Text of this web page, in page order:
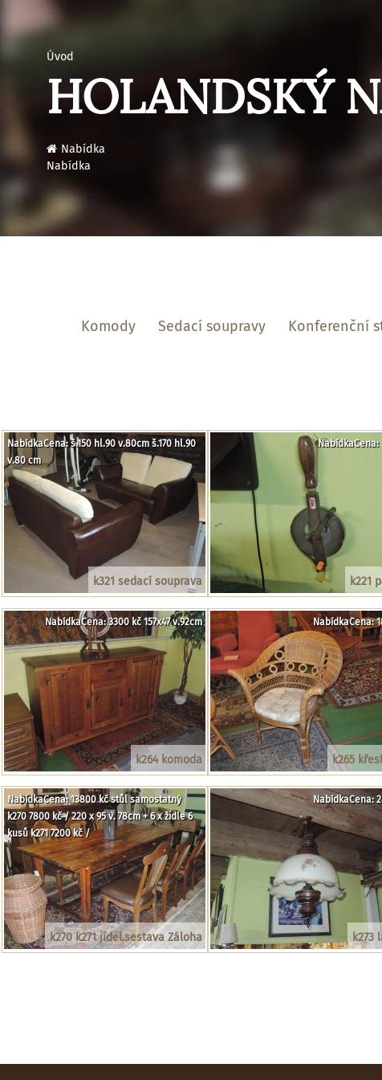
Úvod
HOLANDSKÝ
Nabídka
Nabídka
Komody Sedací soupravy Konferenční
k321 sedací souprava
NabídkaCena: š.150 hl.90 v.80cm š.170 hl.90
v.80 cm
k221
NabídkaCena:
k264 komoda
NabídkaCena: 3300 kč 157x47 v.92cm
k265
NabídkaCena:
k270 k271 jídel.sestava Záloha
NabídkaCena: 13800 kč stůl samostatný
k270 7800 kč / 220 x 95 v. 78cm + 6 x židle 6
kusů k271 7200 kč /
k273
NabídkaCena: